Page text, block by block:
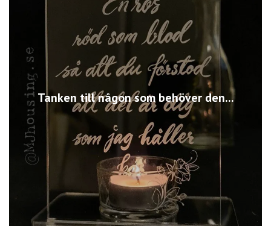
Tanken till någon som behöver den...